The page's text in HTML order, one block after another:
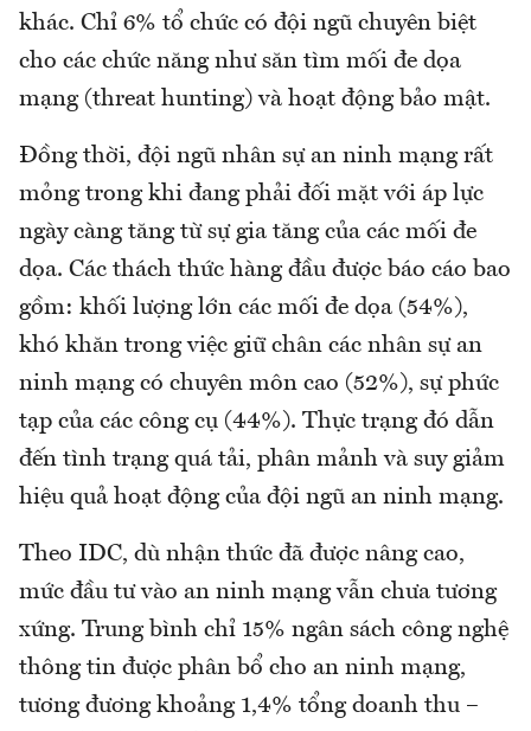
khác. Chỉ 6% tổ chức có đội ngũ chuyên biệt
cho các chức năng như săn tìm mối đe dọa
mạng (threat hunting) và hoạt động bảo mật.
Đồng thời, đội ngũ nhân sự an ninh mạng rất
mỏng trong khi đang phải đối mặt với áp lực
ngày càng tăng từ sự gia tăng của các mối đe
dọa. Các thách thức hàng đầu được báo cáo bao
gồm: khối lượng lớn các mối đe dọa (54%),
khó khăn trong việc giữ chân các nhân sự an
ninh mạng có chuyên môn cao (52%), sự phức
tạp của các công cụ (44%). Thực trạng đó dẫn
đến tình trạng quá tải, phân mảnh và suy giảm
hiệu quả hoạt động của đội ngũ an ninh mạng.
Theo IDC, dù nhận thức đã được nâng cao,
mức đầu tư vào an ninh mạng vẫn chưa tương
xứng. Trung bình chỉ 15% ngân sách công nghệ
thông tin được phân bổ cho an ninh mạng,
tương đương khoảng 1,4% tổng doanh thu –